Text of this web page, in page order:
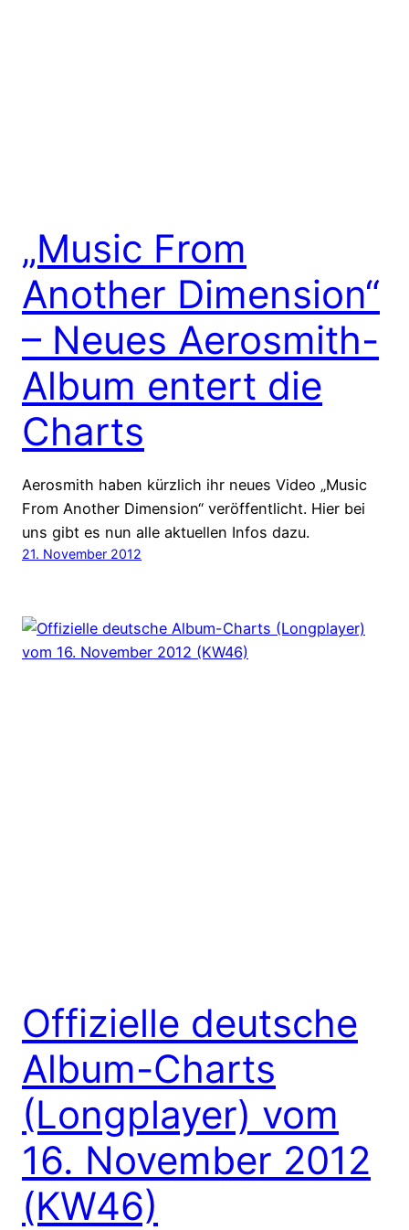
„Music From
Another Dimension“
– Neues Aerosmith-
Album entert die
Charts
Aerosmith haben kürzlich ihr neues Video „Music
From Another Dimension“ veröffentlicht. Hier bei
uns gibt es nun alle aktuellen Infos dazu.
21. November 2012
Offizielle deutsche
Album-Charts
(Longplayer) vom
16. November 2012
(KW46)